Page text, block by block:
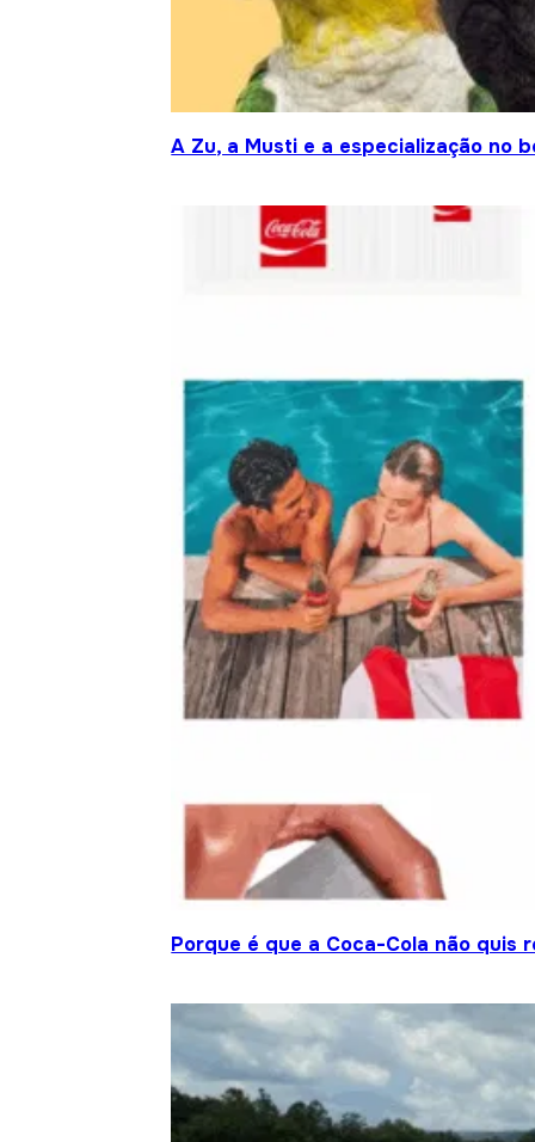
A Zu, a Musti e a especialização no
Porque é que a Coca-Cola não quis